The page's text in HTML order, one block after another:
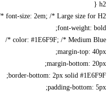
h2 {
font-size: 2em; /* Large size for H2 */
font-weight: bold;
color: #1E6F9F; /* Medium Blue */
margin-top: 40px;
margin-bottom: 20px;
border-bottom: 2px solid #1E6F9F;
padding-bottom: 5px;